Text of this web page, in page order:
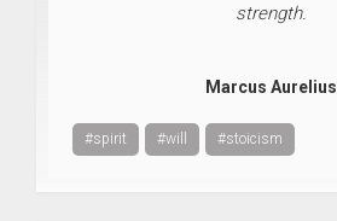
strength.
Marcus Aurelius
#spirit #will #stoicism